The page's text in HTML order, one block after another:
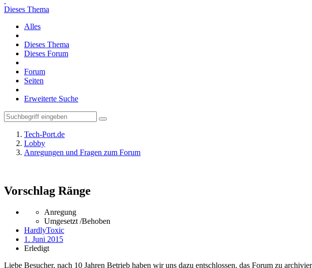
Dieses Thema
Alles
Dieses Thema
Dieses Forum
Forum
Seiten
Erweiterte Suche
Tech-Port.de
Lobby
Anregungen und Fragen zum Forum
Vorschlag Ränge
Anregung
Umgesetzt /Behoben
HardlyToxic
1. Juni 2015
Erledigt
Liebe Besucher, nach 10 Jahren Betrieb haben wir uns dazu entschlossen, das Forum zu